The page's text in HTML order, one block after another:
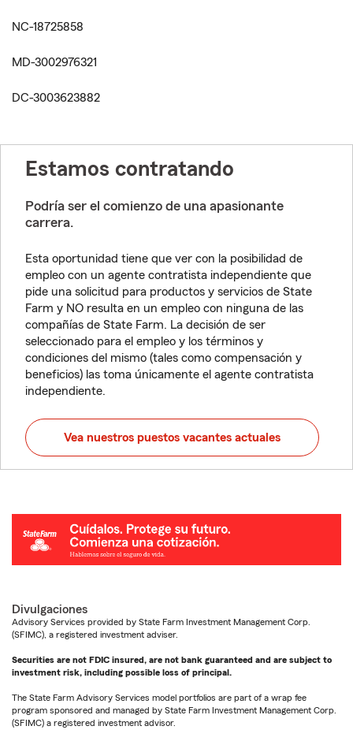
NC-18725858
MD-3002976321
DC-3003623882
Estamos contratando
Podría ser el comienzo de una apasionante
carrera.
Esta oportunidad tiene que ver con la posibilidad de
empleo con un agente contratista independiente que
pide una solicitud para productos y servicios de State
Farm y NO resulta en un empleo con ninguna de las
compañías de State Farm. La decisión de ser
seleccionado para el empleo y los términos y
condiciones del mismo (tales como compensación y
beneficios) las toma únicamente el agente contratista
independiente.
Vea nuestros puestos vacantes actuales
Divulgaciones
Advisory Services provided by State Farm Investment Management Corp.
(SFIMC), a registered investment adviser.
Securities are not FDIC insured, are not bank guaranteed and are subject to
investment risk, including possible loss of principal.
The State Farm Advisory Services model portfolios are part of a wrap fee
program sponsored and managed by State Farm Investment Management Corp.
(SFIMC) a registered investment advisor.